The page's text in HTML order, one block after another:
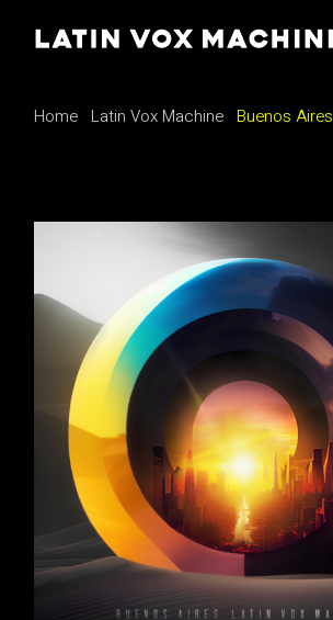
Home Latin Vox Machine Buenos Aires